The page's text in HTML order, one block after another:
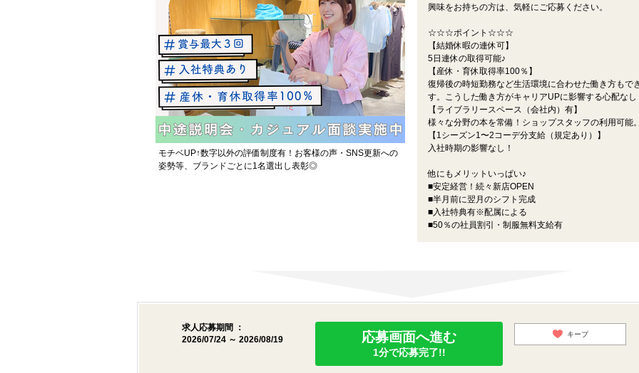
モチベUP↑数字以外の評価制度有！お客様の声・SNS更新への
姿勢等、ブランドごとに1名選出し表彰◎
興味をお持ちの方は、気軽にご応募ください。
☆☆☆ポイント☆☆☆
【結婚休暇の連休可】
5日連休の取得可能♪
【産休・育休取得率100％】
復帰後の時短勤務など生活環境に合わせた働き方もで
す。こうした働き方がキャリアUPに影響する心配なし
【ライブラリースペース（会社内）有】
様々な分野の本を常備！ショップスタッフの利用可能
【1シーズン1〜2コーデ分支給（規定あり）】
入社時期の影響なし！
他にもメリットいっぱい♪
■安定経営！続々新店OPEN
■半月前に翌月のシフト完成
■入社特典有※配属による
■50％の社員割引・制服無料支給有
求人応募期間 ：
2026/07/24 ～ 2026/08/19
応募画面へ進む
1分で応募完了!!
キープ